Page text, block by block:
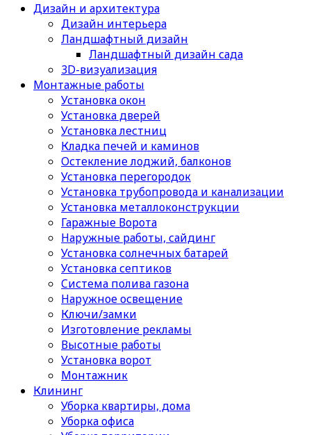
Дизайн и архитектура
Дизайн интерьера
Ландшафтный дизайн
Ландшафтный дизайн сада
3D-визуализация
Монтажные работы
Установка окон
Установка дверей
Установка лестниц
Кладка печей и каминов
Остекление лоджий, балконов
Установка перегородок
Установка трубопровода и канализации
Установка металлоконструкции
Гаражные Ворота
Наружные работы, сайдинг
Установка солнечных батарей
Установка септиков
Cистема полива газона
Наружное освещение
Ключи/замки
Изготовление рекламы
Высотные работы
Установка ворот
Монтажник
Клининг
Уборка квартиры, дома
Уборка офиса